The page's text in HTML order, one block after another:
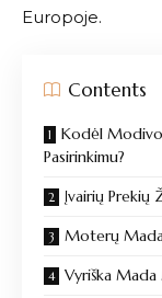
Europoje.
Contents
Kodėl
Pasirinkimu?
Įvairių Prekių
Moterų
Vyriška